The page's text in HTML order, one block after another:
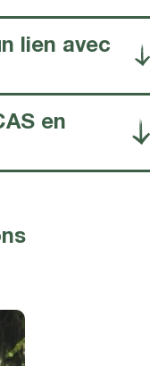
lien avec
en